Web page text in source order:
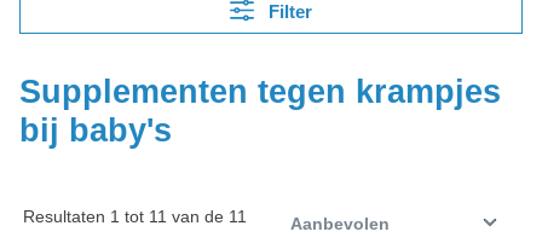
Filter
Supplementen tegen krampjes
bij baby's
Resultaten 1 tot 11 van de 11